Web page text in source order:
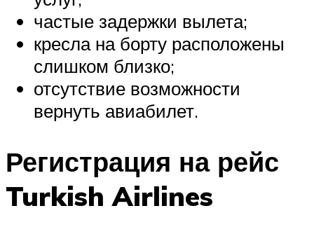
частые задержки вылета;
кресла на борту расположены
слишком близко;
отсутствие возможности
вернуть авиабилет.
Регистрация на рейс
Turkish Airlines